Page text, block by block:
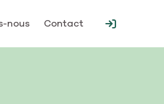
nous Contact